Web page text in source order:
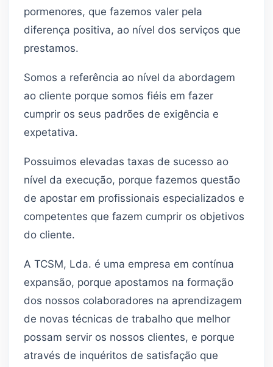
pormenores, que fazemos valer pela
diferença positiva, ao nível dos serviços que
prestamos.
Somos a referência ao nível da abordagem
ao cliente porque somos fiéis em fazer
cumprir os seus padrões de exigência e
expetativa.
Possuimos elevadas taxas de sucesso ao
nível da execução, porque fazemos questão
de apostar em profissionais especializados e
competentes que fazem cumprir os objetivos
do cliente.
A TCSM, Lda. é uma empresa em contínua
expansão, porque apostamos na formação
dos nossos colaboradores na aprendizagem
de novas técnicas de trabalho que melhor
possam servir os nossos clientes, e porque
através de inquéritos de satisfação que